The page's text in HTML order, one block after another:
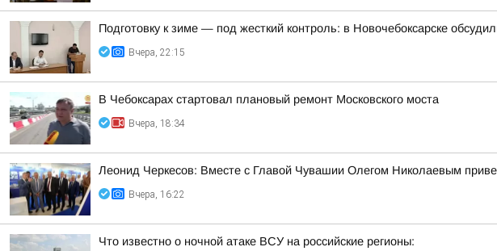
Подготовку к зиме — под жесткий контроль: в Новочебоксарске
Вчера, 22:15
В Чебоксарах стартовал плановый ремонт Московского моста
Вчера, 18:34
Леонид Черкесов: Вместе с Главой Чувашии Олегом Николаевым
Вчера, 16:22
Что известно о ночной атаке ВСУ на российские регионы: